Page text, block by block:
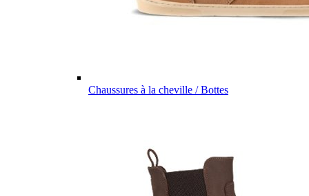
Chaussures à la cheville / Bottes